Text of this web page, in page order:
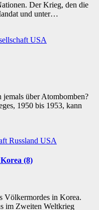
Der Krieg, den die
und unter…
USA
über Atombomben?
1950 bis 1953, kann
Russland USA
(8)
Völkermordes in Korea.
im Zweiten Weltkrieg